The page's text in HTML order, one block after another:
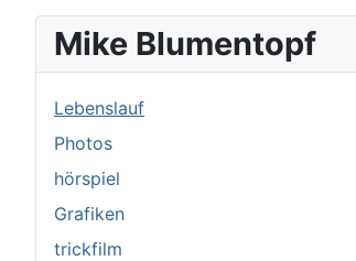
Mike Blumentopf
Lebenslauf
Photos
hörspiel
Grafiken
trickfilm